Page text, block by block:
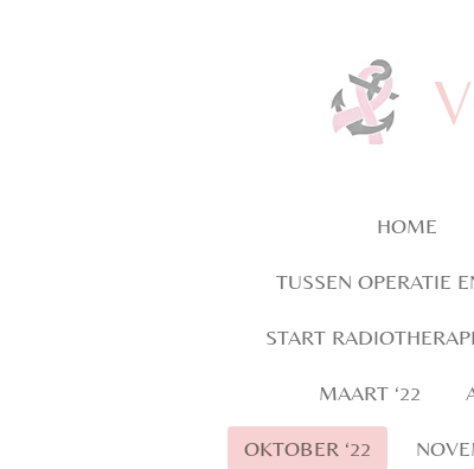
HOME
TUSSEN OPERATIE
START
MAART ‘22
OKTOBER ‘22